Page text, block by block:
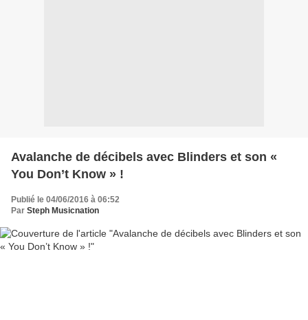
Avalanche de décibels avec Blinders et son «
You Don’t Know » !
Publié le 04/06/2016 à 06:52
Par Steph Musicnation